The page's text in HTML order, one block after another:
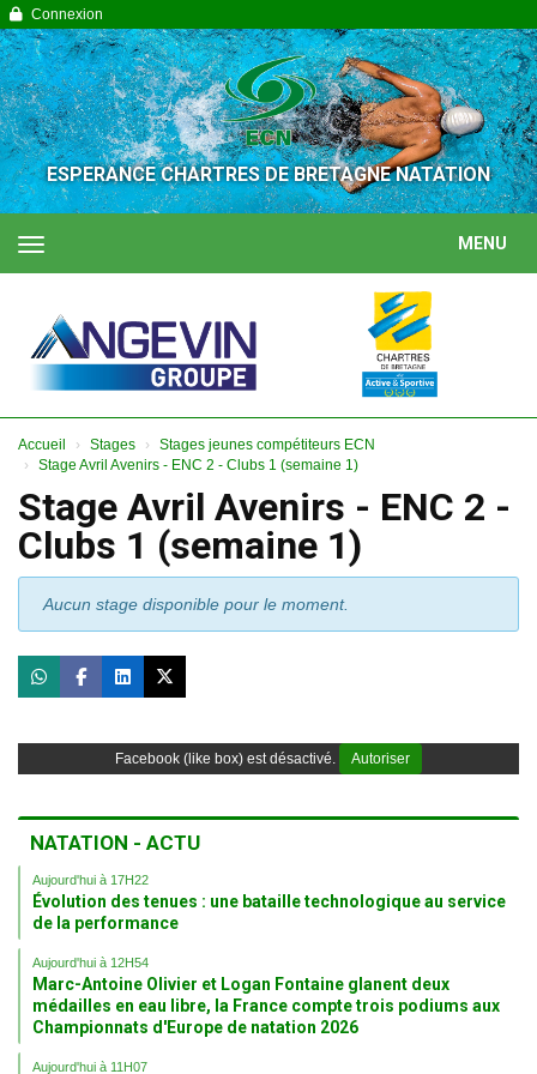
Connexion
ESPERANCE CHARTRES DE BRETAGNE NATATION
MENU
Accueil Stages
Stages jeunes compétiteurs ECN
Stage Avril Avenirs - ENC 2 - Clubs 1 (semaine 1)
Stage Avril Avenirs - ENC 2 -
Clubs 1 (semaine 1)
Aucun stage disponible pour le moment.
Facebook (like box) est désactivé. Autoriser
NATATION - ACTU
Aujourd'hui à 17H22
Évolution des tenues : une bataille technologique au service
de la performance
Aujourd'hui à 12H54
Marc-Antoine Olivier et Logan Fontaine glanent deux
médailles en eau libre, la France compte trois podiums aux
Championnats d'Europe de natation 2026
Aujourd'hui à 11H07
Panneau de gestion des cookies